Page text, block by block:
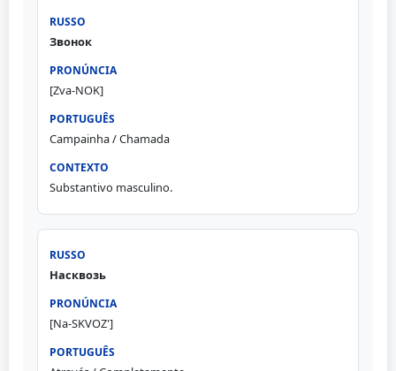
Звонок
[Zva-NOK]
Campainha / Chamada
Substantivo masculino.
Насквозь
[Na-SKVOZ']